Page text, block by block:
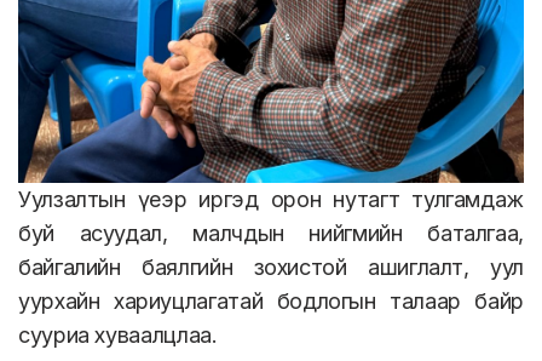
Уулзалтын үеэр иргэд орон нутагт тулгамдаж
буй асуудал, малчдын нийгмийн баталгаа,
байгалийн баялгийн зохистой ашиглалт, уул
уурхайн хариуцлагатай бодлогын талаар байр
сууриа хуваалцлаа.